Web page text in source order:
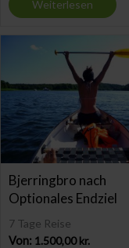
Weiterlesen
Bjerringbro nach
Optionales Endziel
7 Tage Reise
Von: 1.500,00kr.